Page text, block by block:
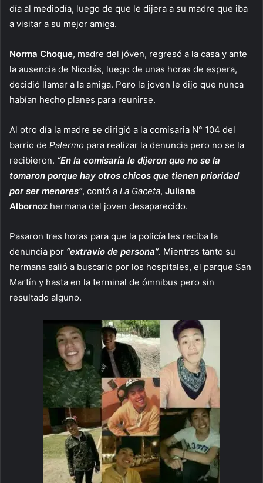
día al mediodía, luego de que le dijera a su madre que iba
a visitar a su mejor amiga.
Norma Choque, madre del jóven, regresó a la casa y ante
la ausencia de Nicolás, luego de unas horas de espera,
decidió llamar a la amiga. Pero la joven le dijo que nunca
habían hecho planes para reunirse.
Al otro día la madre se dirigió a la comisaria N° 104 del
barrio de Palermo para realizar la denuncia pero no se la
recibieron. “En la comisaría le dijeron que no se la
tomaron porque hay otros chicos que tienen prioridad
por ser menores”, contó a La Gaceta, Juliana
Albornoz hermana del joven desaparecido.
Pasaron tres horas para que la policía les reciba la
denuncia por “extravío de persona”. Mientras tanto su
hermana salió a buscarlo por los hospitales, el parque San
Martín y hasta en la terminal de ómnibus pero sin
resultado alguno.